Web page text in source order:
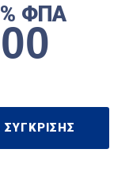
ΦΠΑ